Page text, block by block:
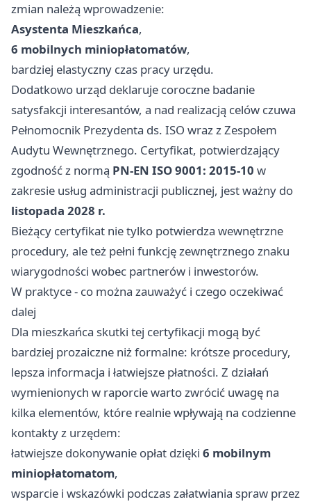
zmian należą wprowadzenie:
Asystenta Mieszkańca,
6 mobilnych miniopłatomatów,
bardziej elastyczny czas pracy urzędu.
Dodatkowo urząd deklaruje coroczne badanie
satysfakcji interesantów, a nad realizacją celów czuwa
Pełnomocnik Prezydenta ds. ISO wraz z Zespołem
Audytu Wewnętrznego. Certyfikat, potwierdzający
zgodność z normą PN-EN ISO 9001: 2015-10 w
zakresie usług administracji publicznej, jest ważny do
listopada 2028 r.
Bieżący certyfikat nie tylko potwierdza wewnętrzne
procedury, ale też pełni funkcję zewnętrznego znaku
wiarygodności wobec partnerów i inwestorów.
W praktyce - co można zauważyć i czego oczekiwać
dalej
Dla mieszkańca skutki tej certyfikacji mogą być
bardziej prozaiczne niż formalne: krótsze procedury,
lepsza informacja i łatwiejsze płatności. Z działań
wymienionych w raporcie warto zwrócić uwagę na
kilka elementów, które realnie wpływają na codzienne
kontakty z urzędem:
łatwiejsze dokonywanie opłat dzięki 6 mobilnym
miniopłatomatom,
wsparcie i wskazówki podczas załatwiania spraw przez